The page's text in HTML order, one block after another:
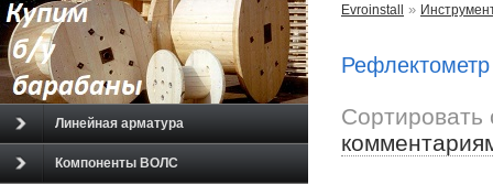
Evroinstall »
Рефлектометр
Сортировать
Линейная арматура
Компоненты ВОЛС